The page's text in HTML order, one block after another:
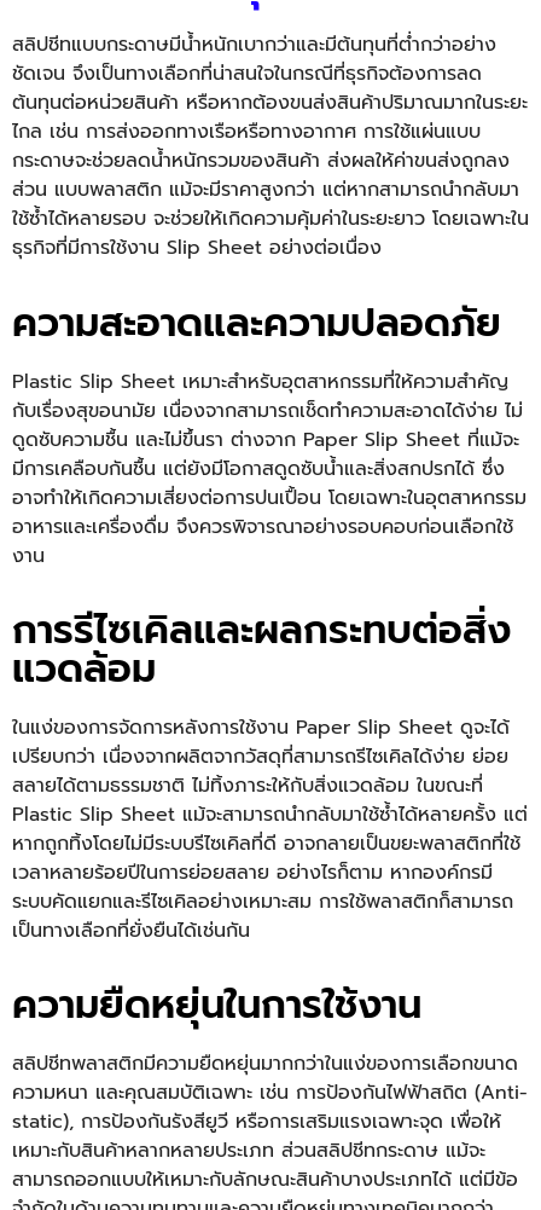
สลิปชีทแบบกระดาษมีน้ำหนักเบากว่าและมีต้นทุนที่ต่ำกว่าอย่าง
ชัดเจน จึงเป็นทางเลือกที่น่าสนใจในกรณีที่ธุรกิจต้องการลด
ต้นทุนต่อหน่วยสินค้า หรือหากต้องขนส่งสินค้าปริมาณมากในระยะ
ไกล เช่น การส่งออกทางเรือหรือทางอากาศ การใช้แผ่นแบบ
กระดาษจะช่วยลดน้ำหนักรวมของสินค้า ส่งผลให้ค่าขนส่งถูกลง
ส่วน แบบพลาสติก แม้จะมีราคาสูงกว่า แต่หากสามารถนำกลับมา
ใช้ซ้ำได้หลายรอบ จะช่วยให้เกิดความคุ้มค่าในระยะยาว โดยเฉพาะใน
ธุรกิจที่มีการใช้งาน Slip Sheet อย่างต่อเนื่อง
ความสะอาดและความปลอดภัย
Plastic Slip Sheet เหมาะสำหรับอุตสาหกรรมที่ให้ความสำคัญ
กับเรื่องสุขอนามัย เนื่องจากสามารถเช็ดทำความสะอาดได้ง่าย ไม่
ดูดซับความชื้น และไม่ขึ้นรา ต่างจาก Paper Slip Sheet ที่แม้จะ
มีการเคลือบกันชื้น แต่ยังมีโอกาสดูดซับน้ำและสิ่งสกปรกได้ ซึ่ง
อาจทำให้เกิดความเสี่ยงต่อการปนเปื้อน โดยเฉพาะในอุตสาหกรรม
อาหารและเครื่องดื่ม จึงควรพิจารณาอย่างรอบคอบก่อนเลือกใช้
งาน
การรีไซเคิลและผลกระทบต่อสิ่ง
แวดล้อม
ในแง่ของการจัดการหลังการใช้งาน Paper Slip Sheet ดูจะได้
เปรียบกว่า เนื่องจากผลิตจากวัสดุที่สามารถรีไซเคิลได้ง่าย ย่อย
สลายได้ตามธรรมชาติ ไม่ทิ้งภาระให้กับสิ่งแวดล้อม ในขณะที่
Plastic Slip Sheet แม้จะสามารถนำกลับมาใช้ซ้ำได้หลายครั้ง แต่
หากถูกทิ้งโดยไม่มีระบบรีไซเคิลที่ดี อาจกลายเป็นขยะพลาสติกที่ใช้
เวลาหลายร้อยปีในการย่อยสลาย อย่างไรก็ตาม หากองค์กรมี
ระบบคัดแยกและรีไซเคิลอย่างเหมาะสม การใช้พลาสติกก็สามารถ
เป็นทางเลือกที่ยั่งยืนได้เช่นกัน
ความยืดหยุ่นในการใช้งาน
สลิปชีทพลาสติกมีความยืดหยุ่นมากกว่าในแง่ของการเลือกขนาด
ความหนา และคุณสมบัติเฉพาะ เช่น การป้องกันไฟฟ้าสถิต (Anti-
static), การป้องกันรังสียูวี หรือการเสริมแรงเฉพาะจุด เพื่อให้
เหมาะกับสินค้าหลากหลายประเภท ส่วนสลิปชีทกระดาษ แม้จะ
สามารถออกแบบให้เหมาะกับลักษณะสินค้าบางประเภทได้ แต่มีข้อ